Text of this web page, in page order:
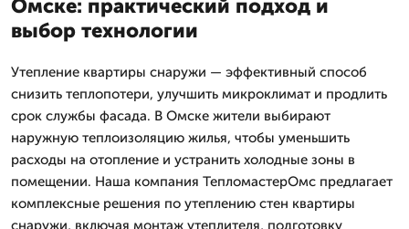
Омске: практический подход и
выбор технологии
Утепление квартиры снаружи — эффективный способ
снизить теплопотери, улучшить микроклимат и продлить
срок службы фасада. В Омске жители выбирают
наружную теплоизоляцию жилья, чтобы уменьшить
расходы на отопление и устранить холодные зоны в
помещении. Наша компания ТепломастерОмс предлагает
комплексные решения по утеплению стен квартиры
снаружи, включая монтаж утеплителя, подготовку